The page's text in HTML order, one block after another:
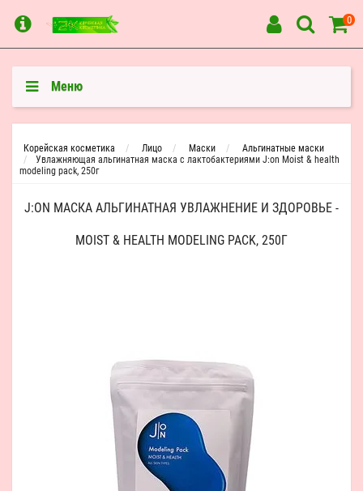
0
Меню
Корейская косметика Лицо Маски
Альгинатные маски
Увлажняющая альгинатная маска с лактобактериями J:on Moist & health
modeling pack, 250г
J:ON МАСКА АЛЬГИНАТНАЯ УВЛАЖНЕНИЕ И ЗДОРОВЬЕ -
MOIST & HEALTH MODELING PACK, 250Г